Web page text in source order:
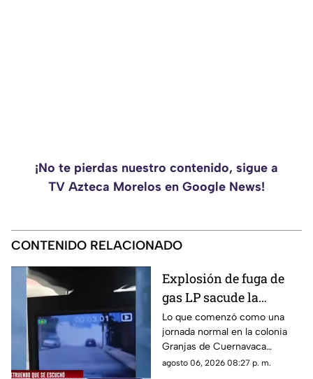
¡No te pierdas nuestro contenido, sigue a
TV Azteca Morelos en Google News!
CONTENIDO RELACIONADO
Explosión de fuga de
gas LP sacude la
colonia Las Granjas
Lo que comenzó como una
jornada normal en la colonia
Granjas de Cuernavaca
terminó en una movilización
agosto 06, 2026 08:27 p. m.